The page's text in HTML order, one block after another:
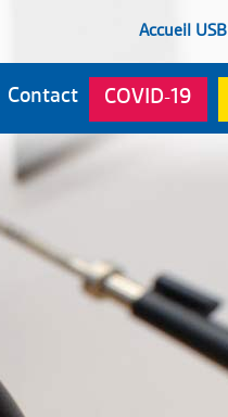
Accueil USB
Contact COVID-19